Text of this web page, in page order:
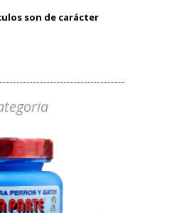
son de carácter